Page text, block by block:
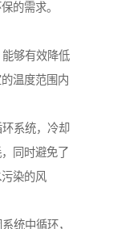
的需求。
够有效降低
温度范围内
系统，冷却
同时避免了
染的风
统中循环，